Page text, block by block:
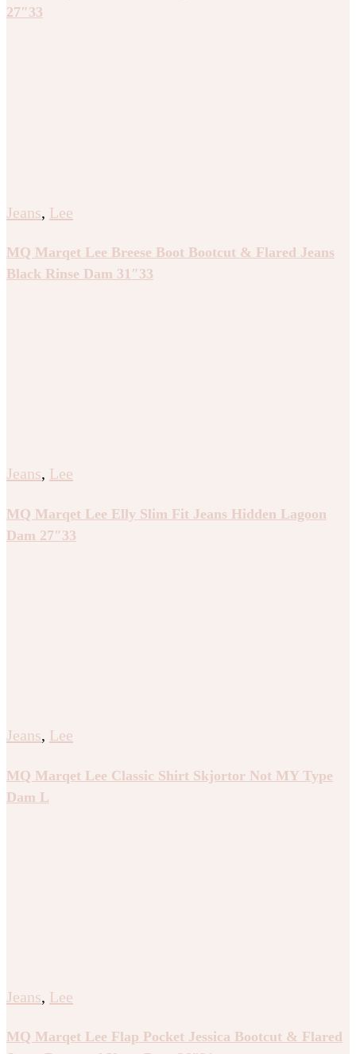
27″33
Jeans, Lee
MQ Marqet Lee Breese Boot Bootcut & Flared Jeans
Black Rinse Dam 31″33
Jeans, Lee
MQ Marqet Lee Elly Slim Fit Jeans Hidden Lagoon
Dam 27″33
Jeans, Lee
MQ Marqet Lee Classic Shirt Skjortor Not MY Type
Dam L
Jeans, Lee
MQ Marqet Lee Flap Pocket Jessica Bootcut & Flared